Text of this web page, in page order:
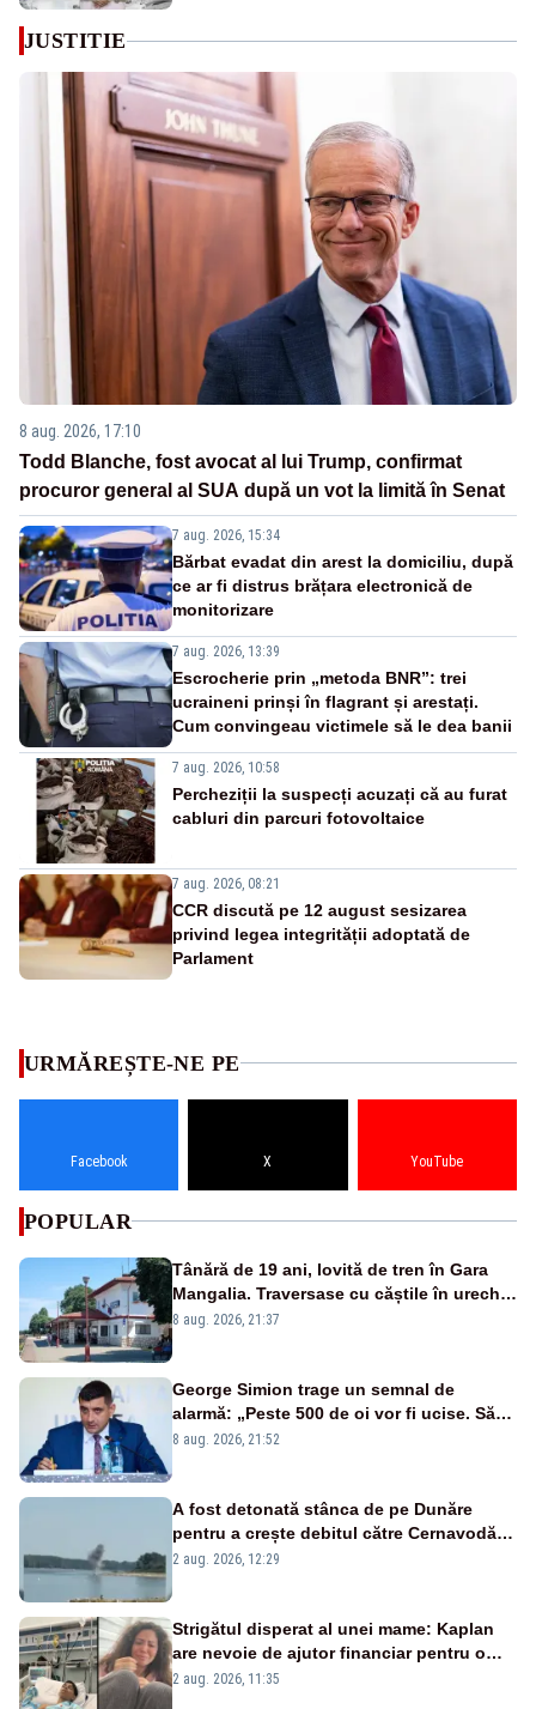
JUSTITIE
8 aug. 2026, 17:10
Todd Blanche, fost avocat al lui Trump, confirmat
procuror general al SUA după un vot la limită în Senat
7 aug. 2026, 15:34
Bărbat evadat din arest la domiciliu, după
ce ar fi distrus brățara electronică de
monitorizare
7 aug. 2026, 13:39
Escrocherie prin „metoda BNR”: trei
ucraineni prinși în flagrant și arestați.
Cum convingeau victimele să le dea banii
7 aug. 2026, 10:58
Percheziții la suspecți acuzați că au furat
cabluri din parcuri fotovoltaice
7 aug. 2026, 08:21
CCR discută pe 12 august sesizarea
privind legea integrității adoptată de
Parlament
URMĂREȘTE-NE PE
Facebook X YouTube
POPULAR
Tânără de 19 ani, lovită de tren în Gara
Mangalia. Traversase cu căștile în urechi
liniile printr-un loc nepermis
8 aug. 2026, 21:37
George Simion trage un semnal de
alarmă: „Peste 500 de oi vor fi ucise. Să
vedem dacă ciobanii vor fi despăgubiți”
8 aug. 2026, 21:52
A fost detonată stânca de pe Dunăre
pentru a crește debitul către Cernavodă –
VIDEO
2 aug. 2026, 12:29
Strigătul disperat al unei mame: Kaplan
are nevoie de ajutor financiar pentru o
viață normală
2 aug. 2026, 11:35